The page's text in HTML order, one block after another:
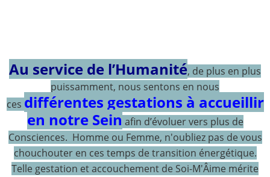
Au service de l’Humanité, de plus en plus
puissamment, nous sentons en nous
ces différentes gestations à accueillir
en notre Sein afin d’évoluer vers plus de
Consciences. Homme ou Femme, n'oubliez pas de vous
chouchouter en ces temps de transition énergétique.
Telle gestation et accouchement de Soi-M'Âime mérite